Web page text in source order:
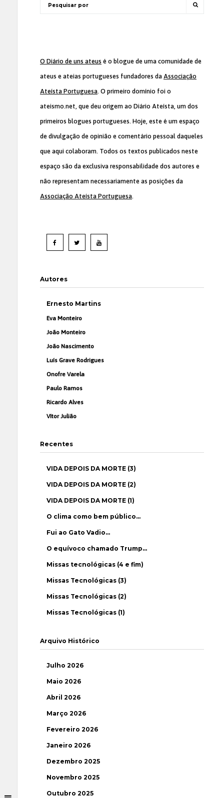
O Diário de uns ateus é o blogue de uma comunidade de
ateus e ateias portugueses fundadores da Associação
Ateísta Portuguesa. O primeiro domínio foi o
ateismo.net, que deu origem ao Diário Ateísta, um dos
primeiros blogues portugueses. Hoje, este é um espaço
de divulgação de opinião e comentário pessoal daqueles
que aqui colaboram. Todos os textos publicados neste
espaço são da exclusiva responsabilidade dos autores e
não representam necessariamente as posições da
Associação Ateísta Portuguesa.
Autores
Ernesto Martins
Eva Monteiro
João Monteiro
João Nascimento
Luís Grave Rodrigues
Onofre Varela
Paulo Ramos
Ricardo Alves
Vítor Julião
Recentes
VIDA DEPOIS DA MORTE (3)
VIDA DEPOIS DA MORTE (2)
VIDA DEPOIS DA MORTE (1)
O clima como bem público…
Fui ao Gato Vadio…
O equívoco chamado Trump…
Missas tecnológicas (4 e fim)
Missas Tecnológicas (3)
Missas Tecnológicas (2)
Missas Tecnológicas (1)
Arquivo Histórico
Julho 2026
Maio 2026
Abril 2026
Março 2026
Fevereiro 2026
Janeiro 2026
Dezembro 2025
Novembro 2025
Outubro 2025